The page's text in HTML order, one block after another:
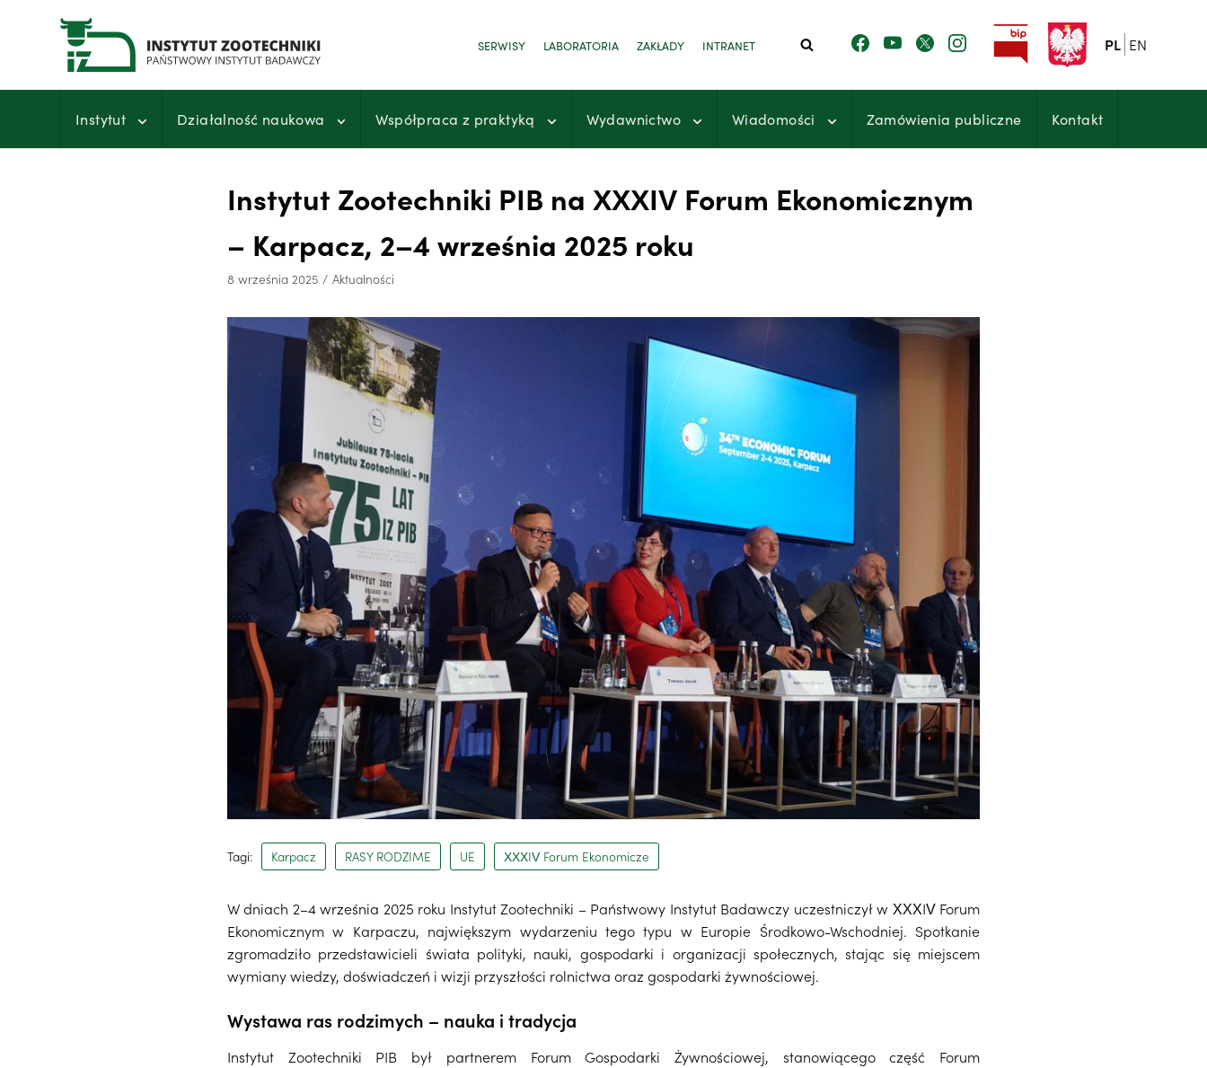
Przejdź
SERWISY LABORATORIA ZAKŁADY INTRANET PL EN
Instytut Działalność naukowa Współpraca z praktyką Wydawnictwo Wiadomości Zamówienia publiczne Kontakt
Instytut Zootechniki PIB na XXXIV Forum Ekonomicznym
– Karpacz, 2–4 września 2025 roku
8 września 2025 Aktualności
Tagi: Karpacz RASY RODZIME UE XXXIV Forum Ekonomicze
W dniach 2–4 września 2025 roku Instytut Zootechniki – Państwowy Instytut Badawczy uczestniczył w XXXIV Forum
Ekonomicznym w Karpaczu, największym wydarzeniu tego typu w Europie Środkowo-Wschodniej. Spotkanie
zgromadziło przedstawicieli świata polityki, nauki, gospodarki i organizacji społecznych, stając się miejscem
wymiany wiedzy, doświadczeń i wizji przyszłości rolnictwa oraz gospodarki żywnościowej.
Wystawa ras rodzimych – nauka i tradycja
Instytut Zootechniki PIB był partnerem Forum Gospodarki Żywnościowej, stanowiącego część Forum